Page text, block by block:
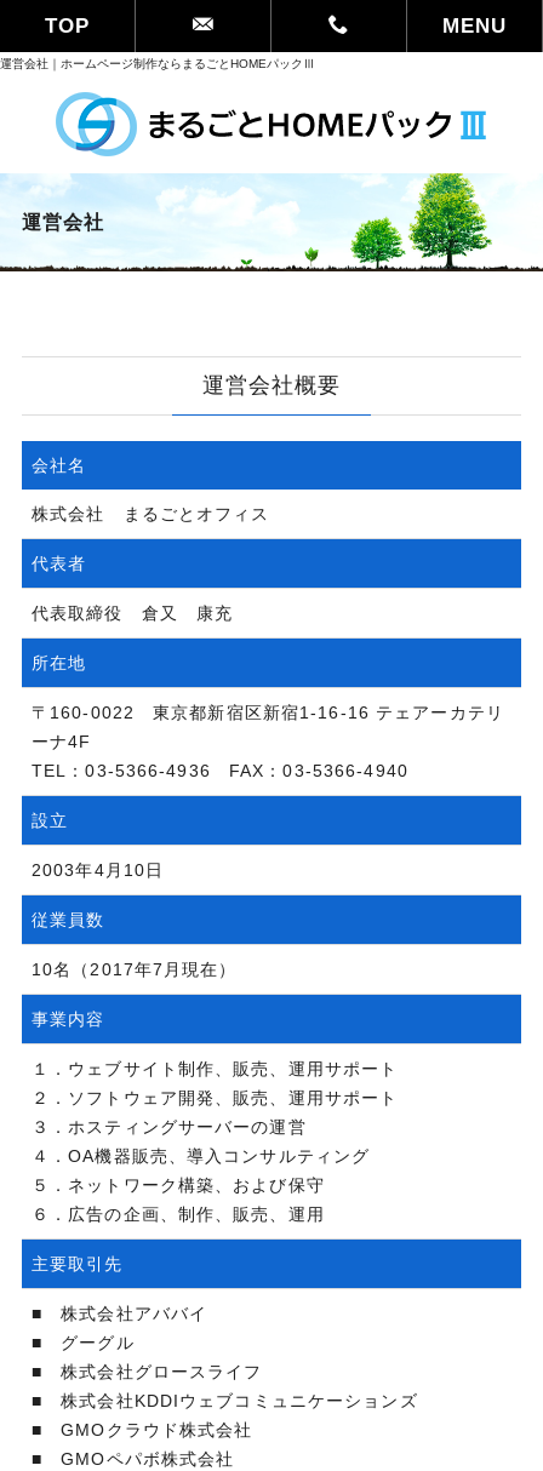
TOP MENU
運営会社｜ホームページ制作ならまるごとHOMEパックⅢ
運営会社
運営会社概要
会社名
株式会社 まるごとオフィス
代表者
代表取締役 倉又 康充
所在地
〒160-0022 東京都新宿区新宿1-16-16 テェアーカテリ
ーナ4F
TEL：03-5366-4936 FAX：03-5366-4940
設立
2003年4月10日
従業員数
10名（2017年7月現在）
事業内容
１．ウェブサイト制作、販売、運用サポート
２．ソフトウェア開発、販売、運用サポート
３．ホスティングサーバーの運営
４．OA機器販売、導入コンサルティング
５．ネットワーク構築、および保守
６．広告の企画、制作、販売、運用
主要取引先
■ 株式会社アババイ
■ グーグル
■ 株式会社グロースライフ
■ 株式会社KDDIウェブコミュニケーションズ
■ GMOクラウド株式会社
■ GMOペパボ株式会社